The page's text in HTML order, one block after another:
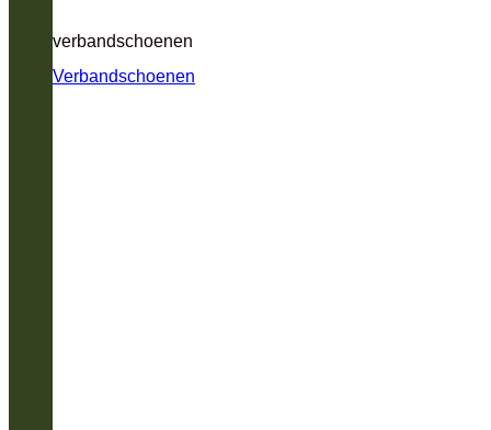
verbandschoenen
Verbandschoenen